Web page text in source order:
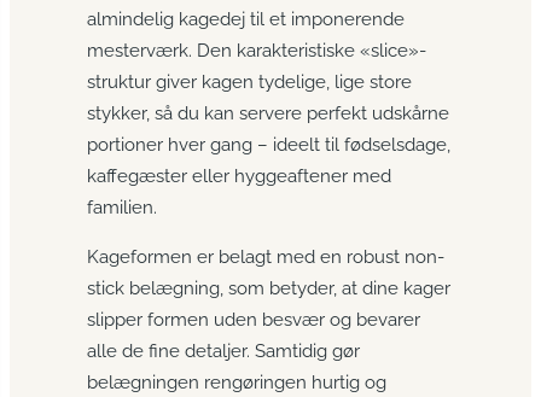
almindelig kagedej til et imponerende
mesterværk. Den karakteristiske «slice»-
struktur giver kagen tydelige, lige store
stykker, så du kan servere perfekt udskårne
portioner hver gang – ideelt til fødselsdage,
kaffegæster eller hyggeaftener med
familien.
Kageformen er belagt med en robust non-
stick belægning, som betyder, at dine kager
slipper formen uden besvær og bevarer
alle de fine detaljer. Samtidig gør
belægningen rengøringen hurtig og